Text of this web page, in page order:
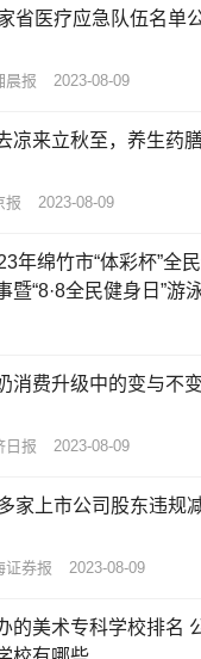
省医疗应急队伍名单
晨报 2023-08-09
凉来立秋至，养生药膳
报 2023-08-09
年绵竹市“体彩杯”全
暨“8·8全民健身日”游
消费升级中的变与不变
日报 2023-08-09
家上市公司股东违规
证券报 2023-08-09
的美术专科学校排名